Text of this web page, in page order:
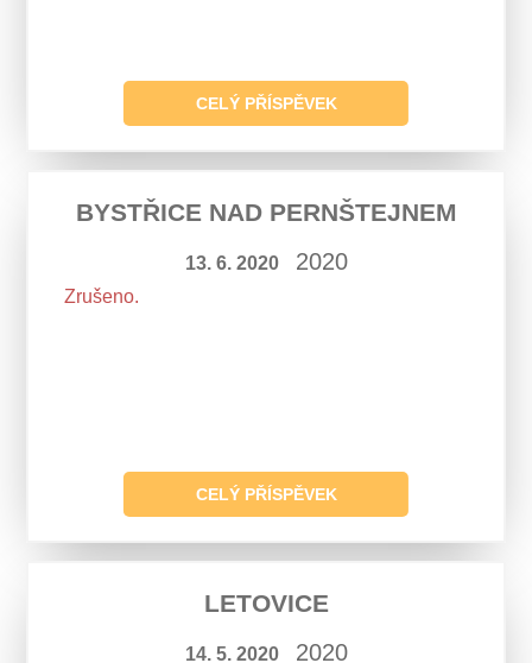
CELÝ PŘÍSPĚVEK
BYSTŘICE NAD PERNŠTEJNEM
13. 6. 2020 2020
Zrušeno.
CELÝ PŘÍSPĚVEK
LETOVICE
14. 5. 2020 2020